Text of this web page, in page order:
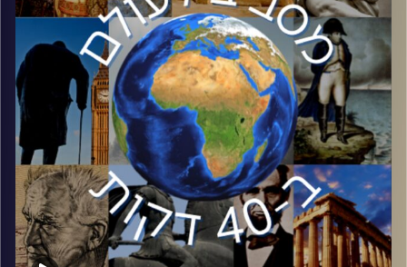
קרדיט תמונות:יוסי מצרי